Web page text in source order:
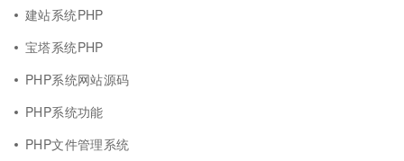
建站系统PHP
宝塔系统PHP
PHP系统网站源码
PHP系统功能
PHP文件管理系统